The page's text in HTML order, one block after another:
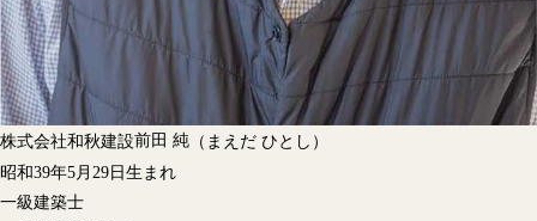
株式会社和秋建設前田 純 （まえだ ひとし）
昭和39年5月29日生まれ
一級建築士